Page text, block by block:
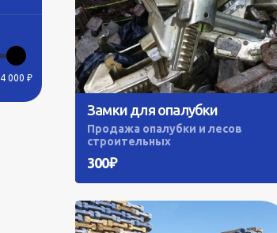
4 000 ₽
Замки для опалубки
Продажа опалубки и лесов
строительных
300₽